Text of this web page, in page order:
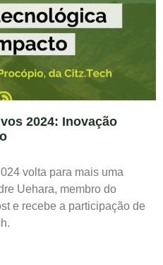
2024: Inovação
volta para mais uma
Uehara, membro do
e recebe a participação de